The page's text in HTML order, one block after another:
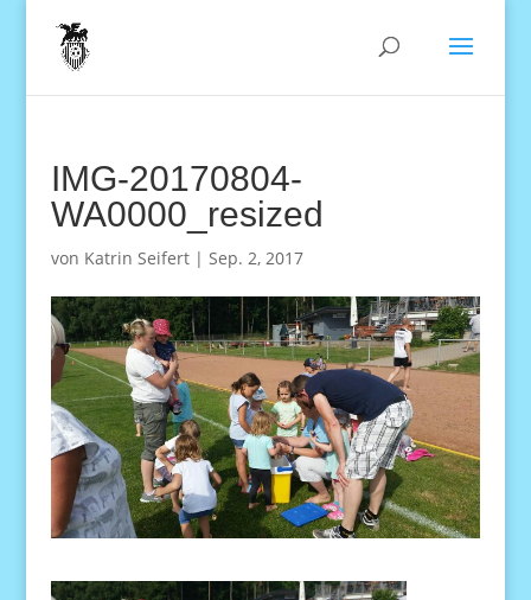
IMG-20170804-
WA0000_resized
von Katrin Seifert| Sep. 2, 2017